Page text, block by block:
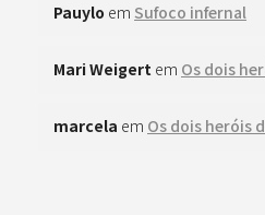
Pauylo em Sufoco infernal
Mari Weigert em Os dois
marcela em Os dois heróis